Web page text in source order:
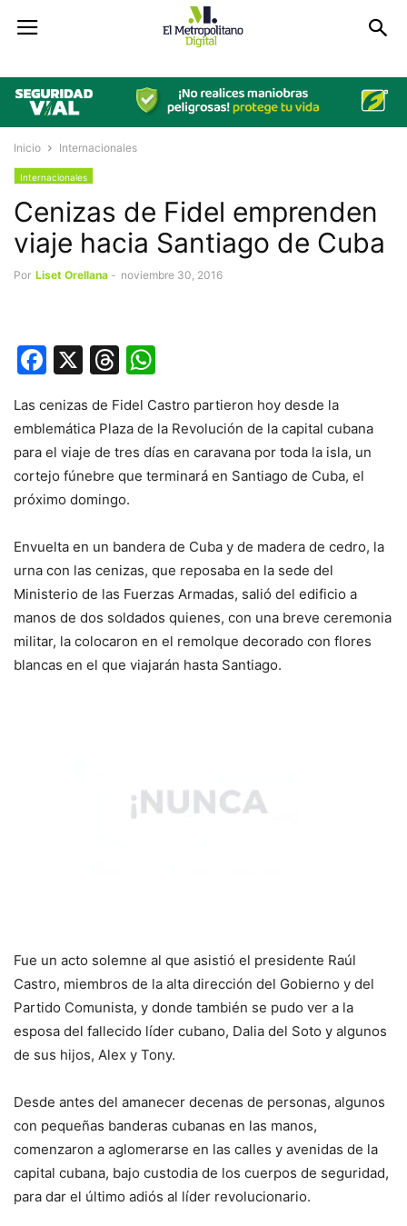
Inicio Internacionales
Internacionales
Cenizas de Fidel emprenden
viaje hacia Santiago de Cuba
Por Liset Orellana - noviembre 30, 2016
Facebook
X Threads
Las cenizas de Fidel Castro partieron hoy desde la
emblemática Plaza de la Revolución de la capital cubana
para el viaje de tres días en caravana por toda la isla, un
cortejo fúnebre que terminará en Santiago de Cuba, el
próximo domingo.
Envuelta en un bandera de Cuba y de madera de cedro, la
urna con las cenizas, que reposaba en la sede del
Ministerio de las Fuerzas Armadas, salió del edificio a
manos de dos soldados quienes, con una breve ceremonia
militar, la colocaron en el remolque decorado con flores
blancas en el que viajarán hasta Santiago.
Fue un acto solemne al que asistió el presidente Raúl
Castro, miembros de la alta dirección del Gobierno y del
Partido Comunista, y donde también se pudo ver a la
esposa del fallecido líder cubano, Dalia del Soto y algunos
de sus hijos, Alex y Tony.
Desde antes del amanecer decenas de personas, algunos
con pequeñas banderas cubanas en las manos,
comenzaron a aglomerarse en las calles y avenidas de la
capital cubana, bajo custodia de los cuerpos de seguridad,
para dar el último adiós al líder revolucionario.